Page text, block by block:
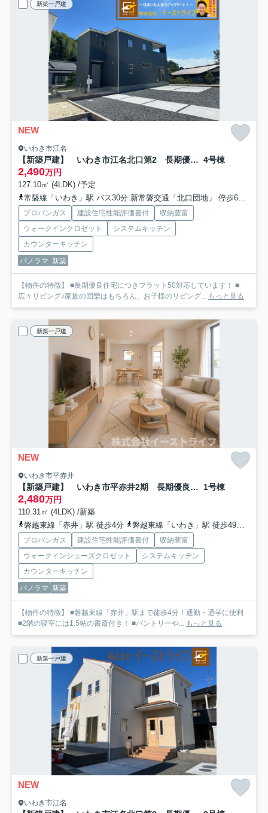
新築一戸建
NEW
いわき市江名
【新築戸建】 いわき市江名北口第2 長期優良住宅 4号棟
2,490万円
127.10㎡ (4LDK) /予定
常磐線「いわき」駅 バス30分 新常磐交通「北口団地」 停歩6分車28分 16.5km
プロパンガス 建設住宅性能評価書付
収納豊富
ウォークインクロゼット
システムキッチン
カウンターキッチン
パノラマ 新築
【物件の特徴】 ■長期優良住宅につきフラット50対応しています！ ■
広々リビング♪家族の団欒はもちろん、お子様のリビング... もっと見る
新築一戸建
NEW
いわき市平赤井
【新築戸建】 いわき市平赤井2期 長期優良住宅 全1棟 1号棟
2,480万円
110.31㎡ (4LDK) /新築
磐越東線「赤井」駅 徒歩4分
磐越東線「いわき」駅 徒歩49分車9分 4.0km
プロパンガス 建設住宅性能評価書付
収納豊富
ウォークインシューズクロゼット
システムキッチン
カウンターキッチン
パノラマ 新築
【物件の特徴】 ■磐越東線「赤井」駅まで徒歩4分！通勤・通学に便利
■2階の寝室には1.5帖の書斎付き！ ■パントリーや... もっと見る
新築一戸建
NEW
いわき市江名